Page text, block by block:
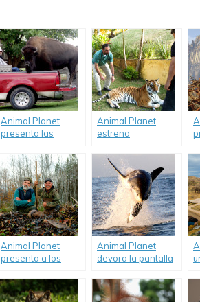
Animal Planet
presenta las
increíbles de
personas que
tienen verdaderas
«Mascotas
Exóticas».
Animal Planet
estrena
Extremo», su nueva
serie original
filmada en
Latinoamérica.
Animal Planet
presenta a los
los excéntricos
hermanos que
Animal Planet
devora la pantalla
Tiburón».